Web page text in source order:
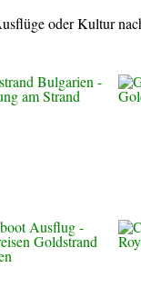
oder Kultur